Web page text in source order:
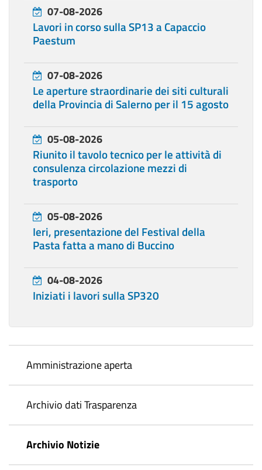
07-08-2026
Lavori in corso sulla SP13 a Capaccio
Paestum
07-08-2026
Le aperture straordinarie dei siti culturali
della Provincia di Salerno per il 15 agosto
05-08-2026
Riunito il tavolo tecnico per le attività di
consulenza circolazione mezzi di
trasporto
05-08-2026
Ieri, presentazione del Festival della
Pasta fatta a mano di Buccino
04-08-2026
Iniziati i lavori sulla SP320
Amministrazione aperta
Archivio dati Trasparenza
Archivio Notizie